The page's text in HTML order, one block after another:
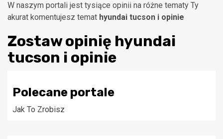
W naszym portali jest tysiące opinii na różne tematy Ty
akurat komentujesz temat hyundai tucson i opinie
Zostaw opinię hyundai
tucson i opinie
Polecane portale
Jak To Zrobisz